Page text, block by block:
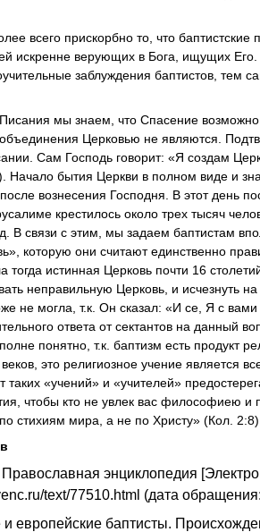
всего прискорбно то, что
искренне верующих в Бога, ищущих
заблуждения баптистов, тем
мы знаем, что Спасение возможно
объединения Церковью не являются.
Сам Господь говорит: «Я создам
бытия Церкви в полном виде и
вознесения Господня. В этот день
крестилось около трех тысяч
В связи с этим, мы задаем баптистам
которую они считают единственно
тогда истинная Церковь почти 16
неправильную Церковь, и исчезнуть
не могла, т.к. Он сказал: «И се, Я с
ответа от сектантов на данный
понятно, т.к. баптизм есть продукт
это религиозное учение является
таких «учений» и «учителей»
чтобы кто не увлек вас философиею
стихиям мира, а не по Христу» (Кол.
Православная энциклопедия
text/77510.html (дата
и европейские баптисты.